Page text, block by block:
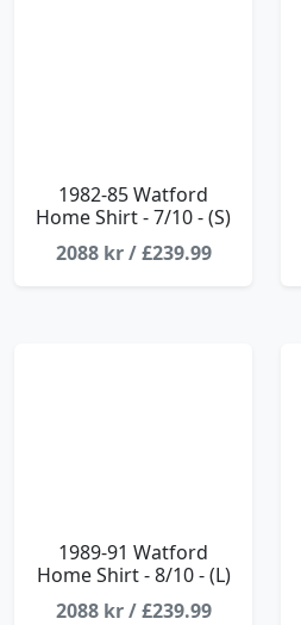
1982-85 Watford
Home Shirt - 7/10 - (S)
2088 kr / £239.99
1989-91 Watford
Home Shirt - 8/10 - (L)
2088 kr / £239.99